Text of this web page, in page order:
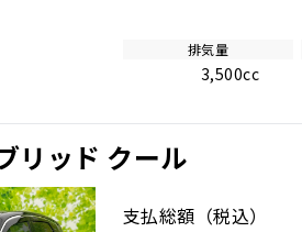
排気量
3,500cc
リッド クール
支払総額 （税込）